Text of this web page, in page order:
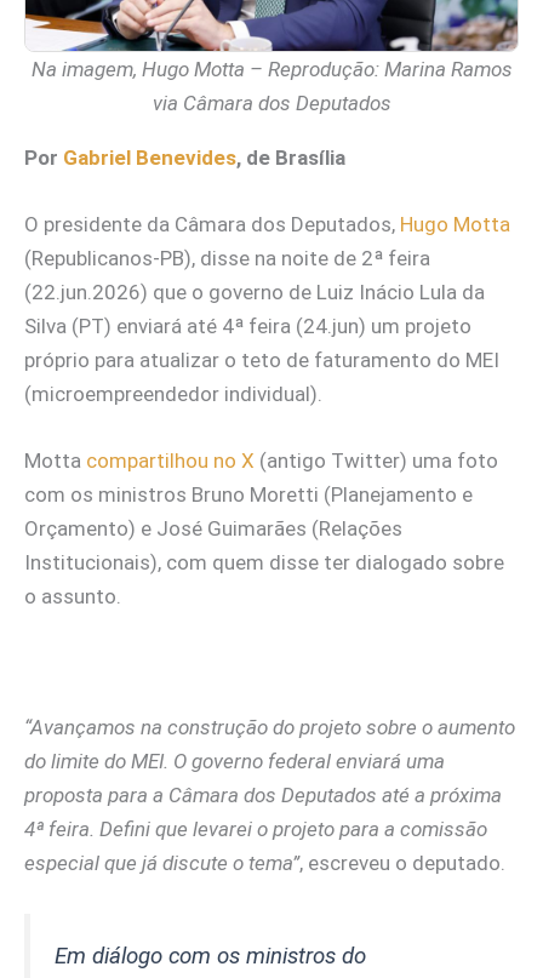
Na imagem, Hugo Motta – Reprodução: Marina Ramos
via Câmara dos Deputados
Por Gabriel Benevides, de Brasília
O presidente da Câmara dos Deputados, Hugo Motta
(Republicanos-PB), disse na noite de 2ª feira
(22.jun.2026) que o governo de Luiz Inácio Lula da
Silva (PT) enviará até 4ª feira (24.jun) um projeto
próprio para atualizar o teto de faturamento do MEI
(microempreendedor individual).
Motta compartilhou no X (antigo Twitter) uma foto
com os ministros Bruno Moretti (Planejamento e
Orçamento) e José Guimarães (Relações
Institucionais), com quem disse ter dialogado sobre
o assunto.
“Avançamos na construção do projeto sobre o aumento
do limite do MEI. O governo federal enviará uma
proposta para a Câmara dos Deputados até a próxima
4ª feira. Defini que levarei o projeto para a comissão
especial que já discute o tema”, escreveu o deputado.
Em diálogo com os ministros do